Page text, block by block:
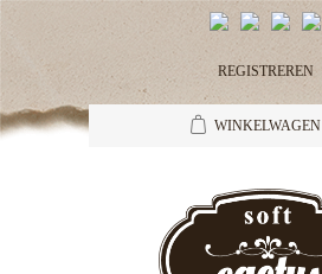
REGISTREREN
WINKELWAGEN